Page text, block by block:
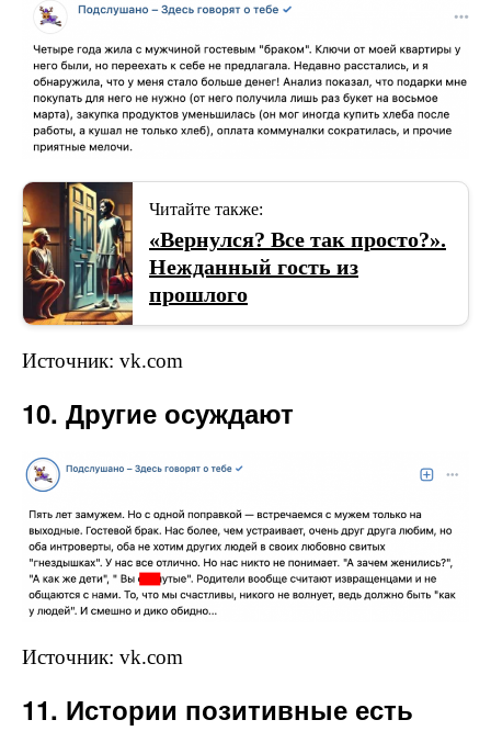
Читайте также:
«Вернулся? Все так просто?».
Нежданный гость из
прошлого
Источник: vk.com
10. Другие осуждают
Источник: vk.com
11. Истории позитивные есть